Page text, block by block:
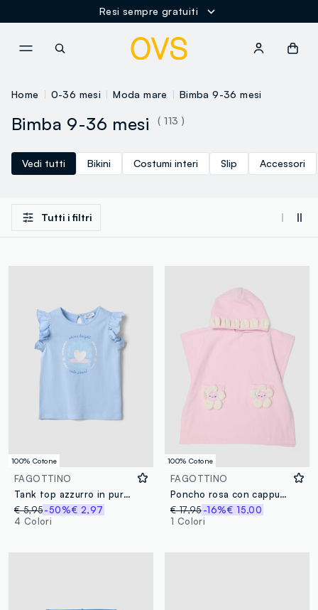
Resi sempre gratuiti
Home 0-36 mesi Moda mare Bimba 9-36 mesi
Bimba 9-36 mesi ( 113 )
Vedi tutti Bikini Costumi interi Slip Accessori
Tutti i filtri
100% Cotone
FAGOTTINO
Tank top azzurro in puro cotone organico da bimba con stampa e volant
€ 5,95-50%€ 2,97
4 Colori
100% Cotone
FAGOTTINO
Poncho rosa con cappuccio in puro cotone
€ 17,95 -16%€ 15,00
1 Colori